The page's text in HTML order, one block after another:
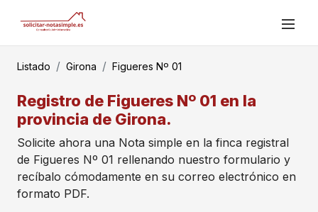
Listado Girona Figueres Nº 01
Registro de Figueres Nº 01 en la
provincia de Girona.
Solicite ahora una Nota simple en la finca registral
de Figueres Nº 01 rellenando nuestro formulario y
recíbalo cómodamente en su correo electrónico en
formato PDF.